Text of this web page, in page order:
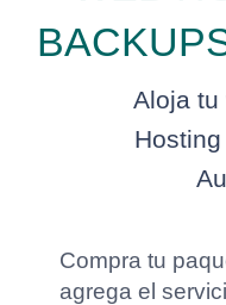
Aloja tu
Compra tu
agrega el